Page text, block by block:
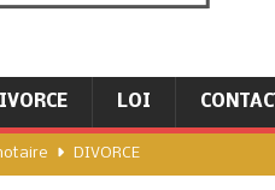
LOI CONTACT
DIVORCE